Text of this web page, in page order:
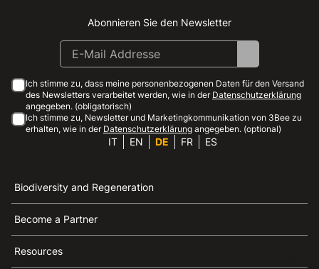
Instagram
Facebook
Linkedin
Youtube
Abonnieren Sie den Newsletter
Ich stimme zu, dass meine personenbezogenen Daten für den Versand
des Newsletters verarbeitet werden, wie in der Datenschutzerklärung
angegeben. (obligatorisch)
Ich stimme zu, Newsletter und Marketingkommunikation von 3Bee zu
erhalten, wie in der Datenschutzerklärung angegeben. (optional)
IT EN DE FR ES
Biodiversity and Regeneration
Become a Partner
Resources